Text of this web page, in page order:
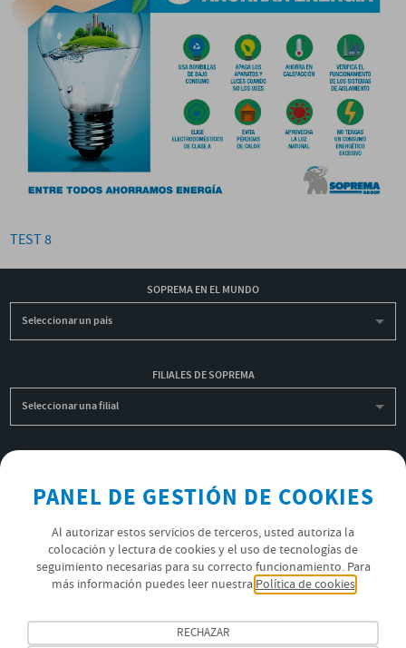
TEST 8
SOPREMA EN EL MUNDO
Seleccionar un país
FILIALES DE SOPREMA
Seleccionar una filial
OK
POLÍTICA DE PRIVACIDAD
ÚNETE AL EQUIPO SOPREMA
SÍGUENOS
PANEL DE GESTIÓN DE COOKIES
Al autorizar estos servicios de terceros, usted autoriza la
colocación y lectura de cookies y el uso de tecnologías de
seguimiento necesarias para su correcto funcionamiento. Para
más información puedes leer nuestra Política de cookies
RECHAZAR